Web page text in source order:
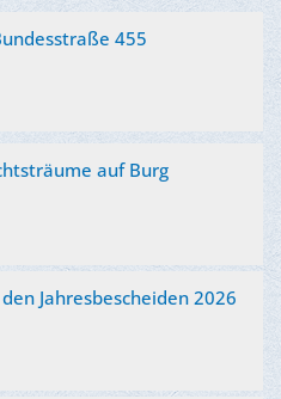
455
auf Burg
Jahresbescheiden 2026